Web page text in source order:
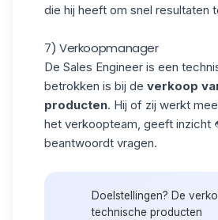
die hij heeft om snel resultaten
7) Verkoopmanager
De Sales Engineer is een
betrokken is bij de verkoop
producten. Hij of zij werkt
het verkoopteam, geeft inzicht
beantwoordt vragen.
Doelstellingen? De
technische producten